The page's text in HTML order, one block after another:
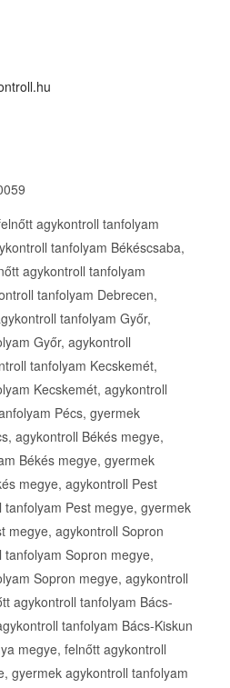
agykontroll tanfolyam
tanfolyam Békéscsaba,
agykontroll tanfolyam
tanfolyam Debrecen,
tanfolyam Győr,
Győr, agykontroll
tanfolyam Kecskemét,
Kecskemét, agykontroll
Pécs, gyermek
agykontroll Békés megye,
Békés megye, gyermek
megye, agykontroll Pest
Pest megye, gyermek
megye, agykontroll Sopron
Sopron megye,
Sopron megye, agykontroll
agykontroll tanfolyam Bács-
tanfolyam Bács-Kiskun
megye, felnőtt agykontroll
gyermek agykontroll tanfolyam